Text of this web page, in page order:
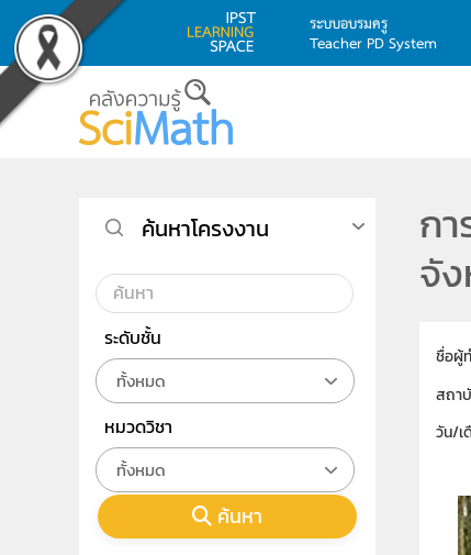
Skip to main content
ระบบอบรมครู
Teacher PD System
ก
จั
ชื่อผู้
สถา
วัน/เ
ค้นหาโครงงาน
ระดับชั้น
ทั้งหมด
หมวดวิชา
ทั้งหมด
ค้นหา